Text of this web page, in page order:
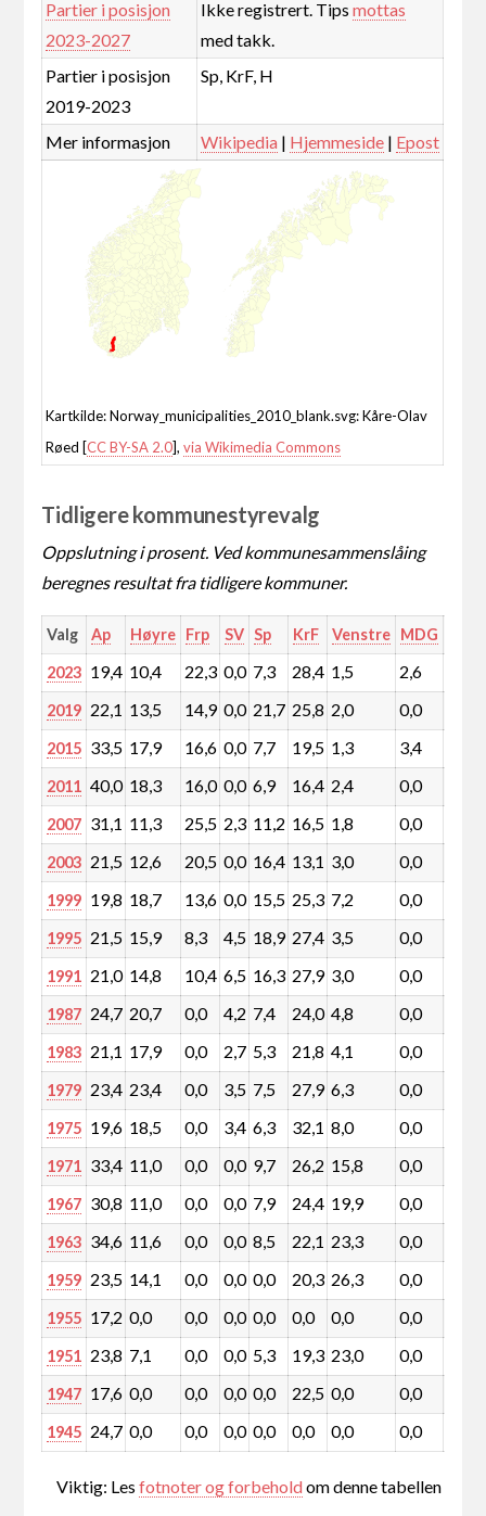
Partier i posisjon
2023-2027
Ikke registrert. Tips mottas
med takk.
Partier i posisjon
2019-2023
Sp, KrF, H
Mer informasjon Wikipedia | Hjemmeside| Epost
Kartkilde: Norway_municipalities_2010_blank.svg: Kåre-Olav
Røed [CC BY-SA 2.0], via Wikimedia Commons
Tidligere kommunestyrevalg
Oppslutning i prosent. Ved kommunesammenslåing
beregnes resultat fra tidligere kommuner.
Valg Ap Høyre Frp SV Sp KrF Venstre MDG
2023 19,4 10,4 22,3 0,0 7,3 28,4 1,5 2,6
2019 22,1 13,5 14,9 0,0 21,7 25,8 2,0 0,0
2015 33,5 17,9 16,6 0,0 7,7 19,5 1,3 3,4
2011 40,0 18,3 16,0 0,0 6,9 16,4 2,4 0,0
2007 31,1 11,3 25,5 2,3 11,2 16,5 1,8 0,0
2003 21,5 12,6 20,5 0,0 16,4 13,1 3,0 0,0
1999 19,8 18,7 13,6 0,0 15,5 25,3 7,2 0,0
1995 21,5 15,9 8,3 4,5 18,9 27,4 3,5 0,0
1991 21,0 14,8 10,4 6,5 16,3 27,9 3,0 0,0
1987 24,7 20,7 0,0 4,2 7,4 24,0 4,8 0,0
1983 21,1 17,9 0,0 2,7 5,3 21,8 4,1 0,0
1979 23,4 23,4 0,0 3,5 7,5 27,9 6,3 0,0
1975 19,6 18,5 0,0 3,4 6,3 32,1 8,0 0,0
1971 33,4 11,0 0,0 0,0 9,7 26,2 15,8 0,0
1967 30,8 11,0 0,0 0,0 7,9 24,4 19,9 0,0
1963 34,6 11,6 0,0 0,0 8,5 22,1 23,3 0,0
1959 23,5 14,1 0,0 0,0 0,0 20,3 26,3 0,0
1955 17,2 0,0 0,0 0,0 0,0 0,0 0,0 0,0
1951 23,8 7,1 0,0 0,0 5,3 19,3 23,0 0,0
1947 17,6 0,0 0,0 0,0 0,0 22,5 0,0 0,0
1945 24,7 0,0 0,0 0,0 0,0 0,0 0,0 0,0
Viktig: Lesfotnoter og forbeholdom denne tabellen